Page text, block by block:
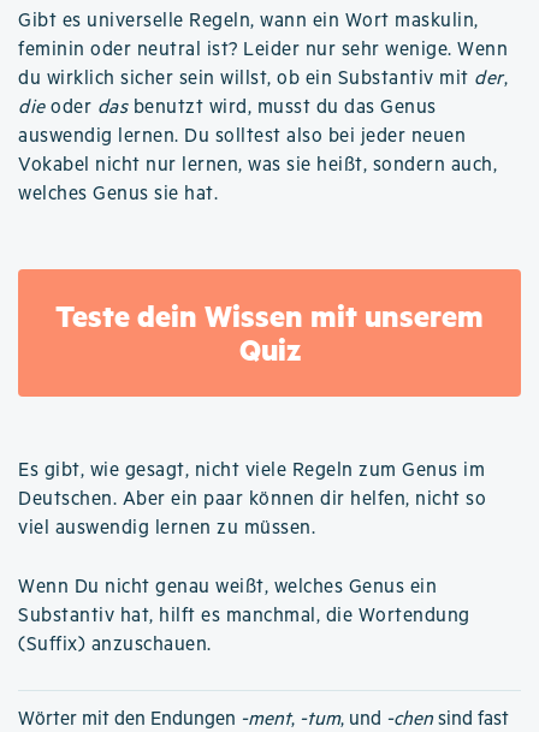
Gibt es universelle Regeln, wann ein Wort maskulin,
feminin oder neutral ist? Leider nur sehr wenige. Wenn
du wirklich sicher sein willst, ob ein Substantiv mit der,
dieoder dasbenutzt wird, musst du das Genus
auswendig lernen. Du solltest also bei jeder neuen
Vokabel nicht nur lernen, was sie heißt, sondern auch,
welches Genus sie hat.
Teste dein Wissen mit unserem
Quiz
Es gibt, wie gesagt, nicht viele Regeln zum Genus im
Deutschen. Aber ein paar können dir helfen, nicht so
viel auswendig lernen zu müssen.
Wenn Du nicht genau weißt, welches Genus ein
Substantiv hat, hilft es manchmal, die Wortendung
(Suffix) anzuschauen.
Wörter mit den Endungen -ment, -tum, und -chen sind fast